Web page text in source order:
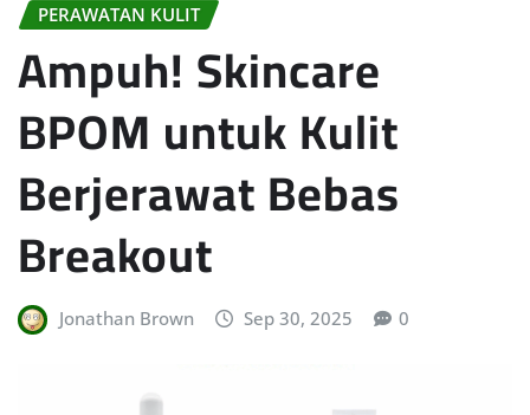
PERAWATAN KULIT
Ampuh! Skincare
BPOM untuk Kulit
Berjerawat Bebas
Breakout
Jonathan Brown Sep 30, 2025 0